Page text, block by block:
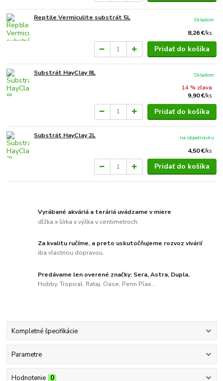
Reptile Vermiculite substrát 5L
8,26 €/ks
Skladom
Pridať do košíka
Substrát HayClay 8L
14 % zľava
9,90 €/ks
Skladom
Pridať do košíka
Substrát HayClay 2L
4,50 €/ks
na objednávku
Pridať do košíka
Vyrábané akváriá a teráriá uvádzame v miere
dĺžka x šírka x výška v centimetroch.
Za kvalitu ručíme, a preto uskutočňujeme rozvoz vivárií
iba vlastnou dopravou.
Predávame len overené značky: Sera, Astra, Dupla,
Hobby, Tropical, Rataj, Oase, Penn Plax...
Kompletné špecifikácie
Parametre
Hodnotenie 0